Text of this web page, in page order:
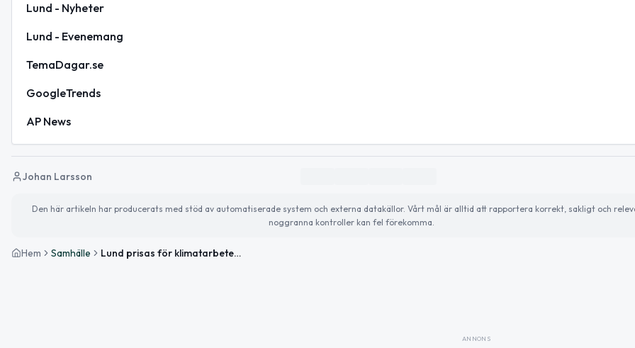
Lund - Nyheter
Lund - Evenemang
TemaDagar.se
GoogleTrends
AP News
Johan Larsson
Den här artikeln har producerats med stöd av automatiserade system och externa datakällor. Vårt mål är alltid att rapportera korrekt, sakligt och
noggranna kontroller kan fel förekomma.
Hem Samhälle Lund prisas för klimatarbete – och dagens evenemangstips
ANNONS